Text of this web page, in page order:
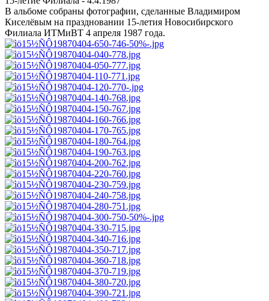
В альбоме собраны фотографии, сделанные Владимиром
Киселёвым на праздновании 15-летия Новосибирского
Филиала ИТМиВТ 4 апреля 1987 года.